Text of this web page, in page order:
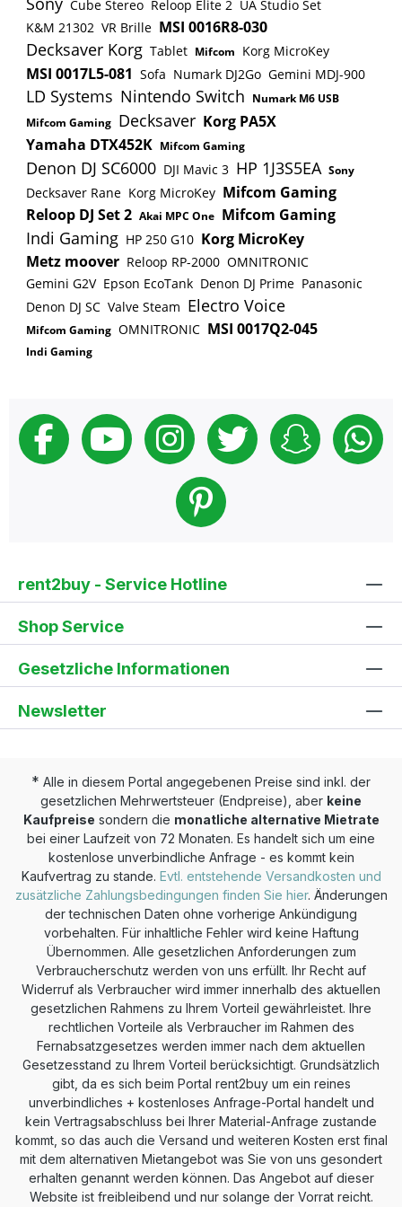
Beschleunigung und das Verletzungsrisiko. Auch
das Eigengewicht wurde beim neuen V5F auf
weniger als 12 kg reduziert, um es überall
mitnehmen zu können.Integrierte LED-
BeleuchtungDer INMOTION V5F verfügt sowohl
an der Vorder-, als auch an der Rückseite über
kraftvolle LED-Beleuchtung, die Ihnen nachts den
Weg ausleuchtet. Das Rücklicht dient außerdem als
Bremslicht und leuchtet stärker auf sobald Sie Ihre
Geschwindigkeit verringern.Stets connectedDie
gratis Smartphone App ist sowohl für Android als
auch für iOS verfügbar. Mit dieser lassen sich alle
Einstellungen rund um den INMOTION V5F
verändern. Sei es die Beleuchtung, oder das
Fahrverhalten. Der Bordcomputer liefert Ihnen
außerdem live Leistungsdaten und andere
Farbe: schwarz oder weiß Akku: 72 V, 4 Ah, 288
Wh Ladezeit: ca. 3 Stunden Reichweite: 20 – 30 km
max. Zuladung: ca. 120 kg Top-Speed: 25 km/h
max. Steigung: 18° Gewicht: 11,9 kg Motorleistung:
550 Watt Raddurchmesser: 14 Zoll IP-
Schutzklasse: IP55 (spritzwassergeschützt)
Radgröße: 18 Zoll Der Inmotion V11 und
zahlreiches Zubehör sind ab sofort erhältlich in
ganz Deutschland. Bitte beachten Sie: Das
Inmotion V11 hat in Deutschland keine
Strassenzulassung und darf auf öffentlichen
Straßen nicht gefahren werden!
Cube Stereo Reloop Elite 2 UA Studio Set
K&M 21302 VR Brille MSI 0016R8-030
Decksaver Korg Tablet Mifcom Korg MicroKey
MSI 0017L5-081 Sofa Numark DJ2Go Gemini MDJ-900
LD Systems Nintendo Switch Numark M6 USB
Mifcom Gaming Decksaver Korg PA5X
Yamaha DTX452K Mifcom Gaming
Denon DJ SC6000 DJI Mavic 3 HP 1J3S5EA Sony
Decksaver Rane Korg MicroKey Mifcom Gaming
Reloop DJ Set 2 Akai MPC One Mifcom Gaming
Indi Gaming HP 250 G10 Korg MicroKey
Metz moover Reloop RP-2000 OMNITRONIC
Gemini G2V Epson EcoTank Denon DJ Prime Panasonic
Denon DJ SC Valve Steam Electro Voice
Mifcom Gaming OMNITRONIC MSI 0017Q2-045
Indi Gaming
rent2buy - Service Hotline
Shop Service
Gesetzliche Informationen
Newsletter
* Alle in diesem Portal angegebenen Preise sind inkl. der
gesetzlichen Mehrwertsteuer (Endpreise), aber keine
Kaufpreise sondern die monatliche alternative Mietrate
bei einer Laufzeit von 72 Monaten. Es handelt sich um eine
kostenlose unverbindliche Anfrage - es kommt kein
Kaufvertrag zu stande. Evtl. entstehende Versandkosten und
zusätzliche Zahlungsbedingungen finden Sie hier. Änderungen
der technischen Daten ohne vorherige Ankündigung
vorbehalten. Für inhaltliche Fehler wird keine Haftung
Übernommen. Alle gesetzlichen Anforderungen zum
Verbraucherschutz werden von uns erfüllt. Ihr Recht auf
Widerruf als Verbraucher wird immer innerhalb des aktuellen
gesetzlichen Rahmens zu Ihrem Vorteil gewährleistet. Ihre
rechtlichen Vorteile als Verbraucher im Rahmen des
Fernabsatzgesetzes werden immer nach dem aktuellen
Gesetzesstand zu Ihrem Vorteil berücksichtigt. Grundsätzlich
gibt, da es sich beim Portal rent2buy um ein reines
unverbindliches + kostenloses Anfrage-Portal handelt und
kein Vertragsabschluss bei Ihrer Material-Anfrage zustande
kommt, so das auch die Versand und weiteren Kosten erst final
mit dem alternativen Mietangebot was Sie von uns gesondert
erhalten genannt werden können. Das Angebot auf dieser
Website ist freibleibend und nur solange der Vorrat reicht.